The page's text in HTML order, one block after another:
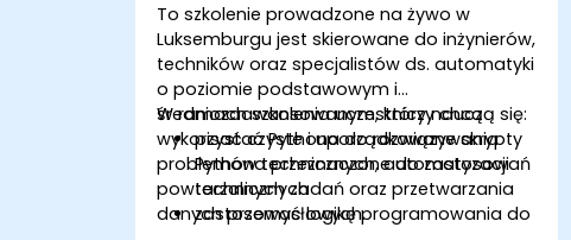
To szkolenie prowadzone na żywo w
Luksemburgu jest skierowane do inżynierów,
techników oraz specjalistów ds. automatyki
o poziomie podstawowym i
średniozaawansowanym, którzy chcą
wykorzystać Pythona do rozwiązywania
problemów technicznych, automatyzacji
powtarzalnych zadań oraz przetwarzania
danych przemysłowych.
W ramach szkolenia uczestnicy nauczą się:
pisać czyste i uporządkowane skrypty
Pythona przeznaczone do zastosowań
technicznych
zastosować logikę programowania do